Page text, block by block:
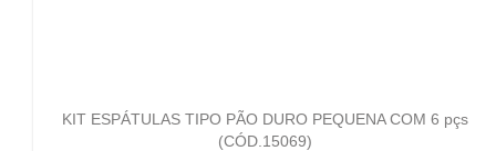
KIT ESPÁTULAS TIPO PÃO DURO PEQUENA COM 6 pçs
(CÓD.15069)